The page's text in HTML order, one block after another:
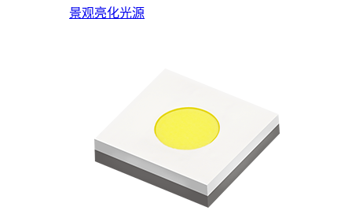
景观亮化光源